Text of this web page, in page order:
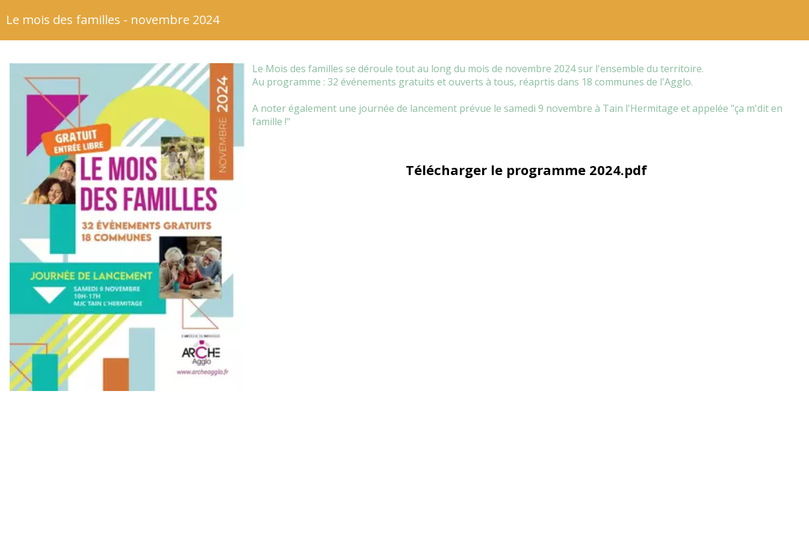
Le mois des familles - novembre 2024
Le Mois des familles se déroule tout au long du mois de novembre 2024 sur l'ensemble du territoire.
Au programme : 32 événements gratuits et ouverts à tous, réaprtis dans 18 communes de l'Agglo.
A noter également une journée de lancement prévue le samedi 9 novembre à Tain l'Hermitage et appelée "ça m'dit en
famille !"
Télécharger le programme 2024.pdf